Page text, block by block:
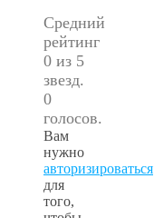
Средний
рейтинг
0 из 5
звезд.
0
голосов.
Вам
нужно
авторизироваться
для
того,